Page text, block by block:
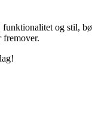
og stil,